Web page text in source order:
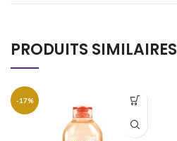
PRODUITS SIMILAIRES
-17%